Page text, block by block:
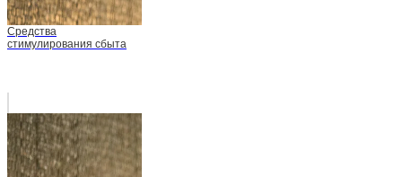
Средства
стимулирования сбыта